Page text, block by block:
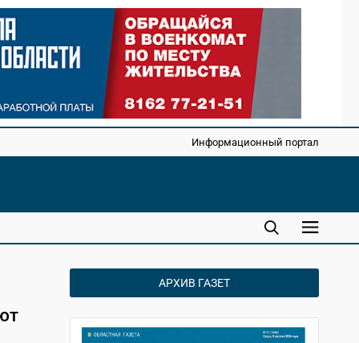
Информационный портал
АРХИВ ГАЗЕТ